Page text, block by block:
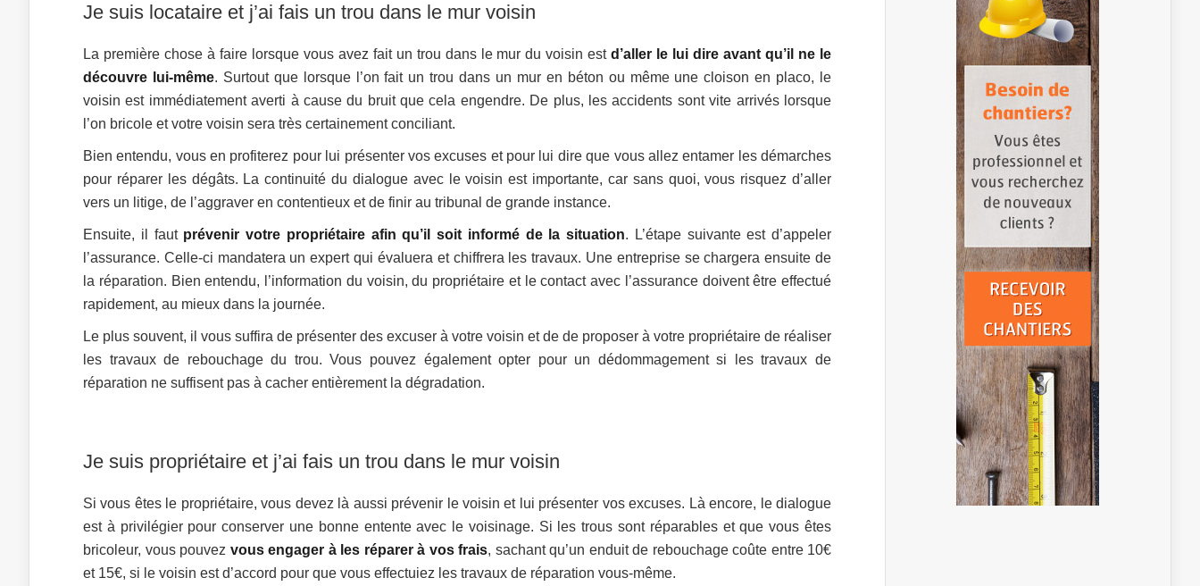
Je suis locataire et j’ai fais un trou dans le mur voisin
La première chose à faire lorsque vous avez fait un trou dans le mur du voisin estd’aller le lui dire avant qu’il ne le
découvre lui-même. Surtout que lorsque l’on fait un trou dans un mur en béton ou même une cloison en placo, le
voisin est immédiatement averti à cause du bruit que cela engendre. De plus, les accidents sont vite arrivés lorsque
l’on bricole et votre voisin sera très certainement conciliant.
Bien entendu, vous en profiterez pour lui présenter vos excuses et pour lui dire que vous allez entamer les démarches
pour réparer les dégâts. La continuité du dialogue avec le voisin est importante, car sans quoi, vous risquez d’aller
vers un litige, de l’aggraver en contentieux et de finir au tribunal de grande instance.
Ensuite, il faut prévenir votre propriétaire afin qu’il soit informé de la situation. L’étape suivante est d’appeler
l’assurance. Celle-ci mandatera un expert qui évaluera et chiffrera les travaux. Une entreprise se chargera ensuite de
la réparation. Bien entendu, l’information du voisin, du propriétaire et le contact avec l’assurance doivent être effectué
rapidement, au mieux dans la journée.
Le plus souvent, il vous suffira de présenter des excuser à votre voisin et de de proposer à votre propriétaire de réaliser
les travaux de rebouchage du trou. Vous pouvez également opter pour un dédommagement si les travaux de
réparation ne suffisent pas à cacher entièrement la dégradation.
Je suis propriétaire et j’ai fais un trou dans le mur voisin
Si vous êtes le propriétaire, vous devez là aussi prévenir le voisin et lui présenter vos excuses. Là encore, le dialogue
est à privilégier pour conserver une bonne entente avec le voisinage. Si les trous sont réparables et que vous êtes
bricoleur, vous pouvez vous engager à les réparer à vos frais, sachant qu’un enduit de rebouchage coûte entre 10€
et 15€, si le voisin est d’accord pour que vous effectuiez les travaux de réparation vous-même.